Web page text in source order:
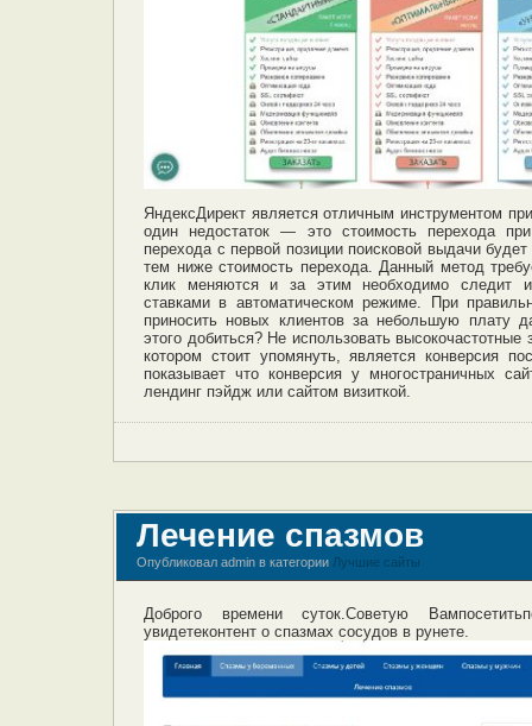
ЯндексДирект является отличным инструментом
один недостаток — это стоимость перехода
перехода с первой позиции поисковой выдачи
тем ниже стоимость перехода. Данный метод
клик меняются и за этим необходимо следит
ставками в автоматическом режиме. При
приносить новых клиентов за небольшую плату
этого добиться? Не использовать
котором стоит упомянуть, является конверсия
показывает что конверсия у многостраничных
лендинг пэйдж или сайтом визиткой.
Лечение спазмов
Опубликовал admin в категории Лучшие сайты
Доброго времени суток.Советую
увидетеконтент о спазмах сосудов в рунете.